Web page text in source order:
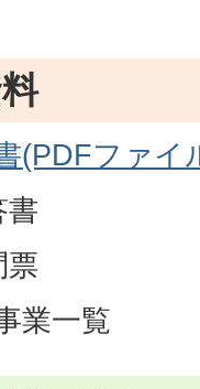
(PDFファイ
書
票
業一覧